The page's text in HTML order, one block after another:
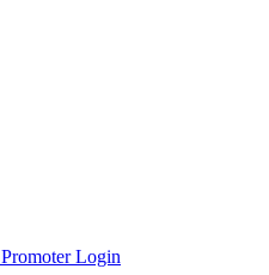
Promoter Login